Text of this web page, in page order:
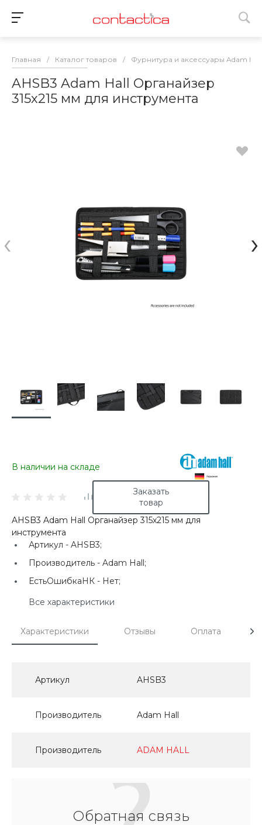
Главная / Каталог товаров / Фурнитура и аксессуары Adam Hall
AHSB3 Adam Hall Органайзер
315х215 мм для инструмента
‹ ›
В наличии на складе
Заказать
товар
AHSB3 Adam Hall Органайзер 315х215 мм для
инструмента
Артикул - AHSB3;
Производитель - Adam Hall;
ЕстьОшибкаНК - Нет;
Все характеристики
Характеристики Отзывы Оплата
Артикул AHSB3
Производитель Adam Hall
Производитель ADAM HALL
Обратная связь